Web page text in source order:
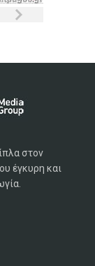
στον
έγκυρη και